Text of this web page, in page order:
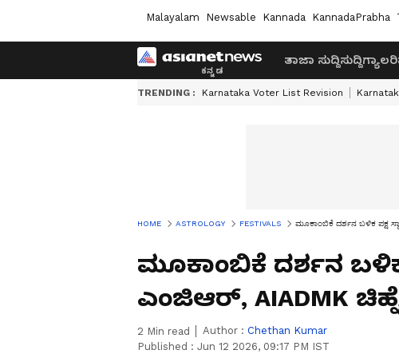
Malayalam Newsable Kannada KannadaPrabha
ತಾಜಾ ಸುದ್ದಿಸುದ್ದಿಗ್ಯಾಲರಿ
TRENDING : Karnataka Voter List Revision
HOME ASTROLOGY FESTIVALS ಮೂಕಾಂಬಿಕೆ ದರ್ಶನ ಬಳಿಕ ಪಕ್ಷ
ಮೂಕಾಂಬಿಕೆ ದರ್ಶನ ಬಳಿಕ
ಎಂಜಿಆರ್, AIADMK
2 Min read Author : Chethan Kumar
Published : Jun 12 2026, 09:17 PM IST